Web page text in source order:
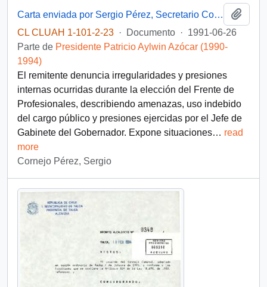
Carta enviada por Sergio Pérez, Secretario Comunal del PDC en Talca, dirigida al Presidente Patricio Aylwin
CL CLUAH 1-101-2-23 · Documento · 1991-06-26
Parte de Presidente Patricio Aylwin Azócar (1990-
1994)
El remitente denuncia irregularidades y presiones
internas ocurridas durante la elección del Frente de
Profesionales, describiendo amenazas, uso indebido
del cargo público y presiones ejercidas por el Jefe de
Gabinete del Gobernador. Expone situaciones… read
more
Cornejo Pérez, Sergio